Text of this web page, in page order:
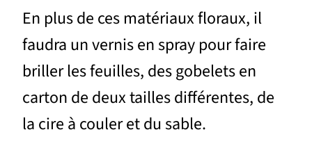
En plus de ces matériaux floraux, il
faudra un vernis en spray pour faire
briller les feuilles, des gobelets en
carton de deux tailles différentes, de
la cire à couler et du sable.